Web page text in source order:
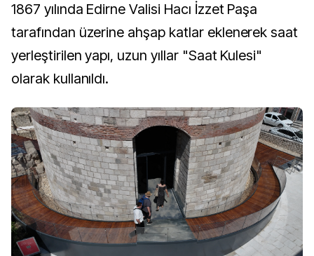
1867 yılında Edirne Valisi Hacı İzzet Paşa
tarafından üzerine ahşap katlar eklenerek saat
yerleştirilen yapı, uzun yıllar "Saat Kulesi"
olarak kullanıldı.